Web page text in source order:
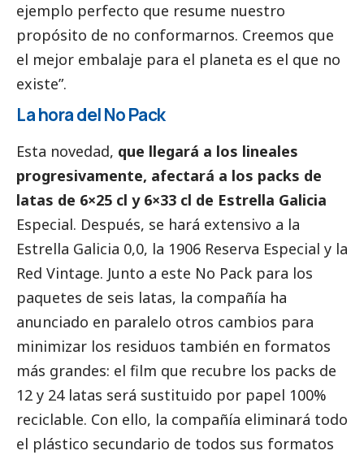
ejemplo perfecto que resume nuestro
propósito de no conformarnos. Creemos que
el mejor embalaje para el planeta es el que no
existe”.
La hora del No Pack
Esta novedad, que llegará a los lineales
progresivamente, afectará a los packs de
latas de 6×25 cl y 6×33 cl de Estrella Galicia
Especial. Después, se hará extensivo a la
Estrella Galicia 0,0, la 1906 Reserva Especial y la
Red Vintage. Junto a este No Pack para los
paquetes de seis latas, la compañía ha
anunciado en paralelo otros cambios para
minimizar los residuos también en formatos
más grandes: el film que recubre los packs de
12 y 24 latas será sustituido por papel 100%
reciclable. Con ello, la compañía eliminará todo
el plástico secundario de todos sus formatos